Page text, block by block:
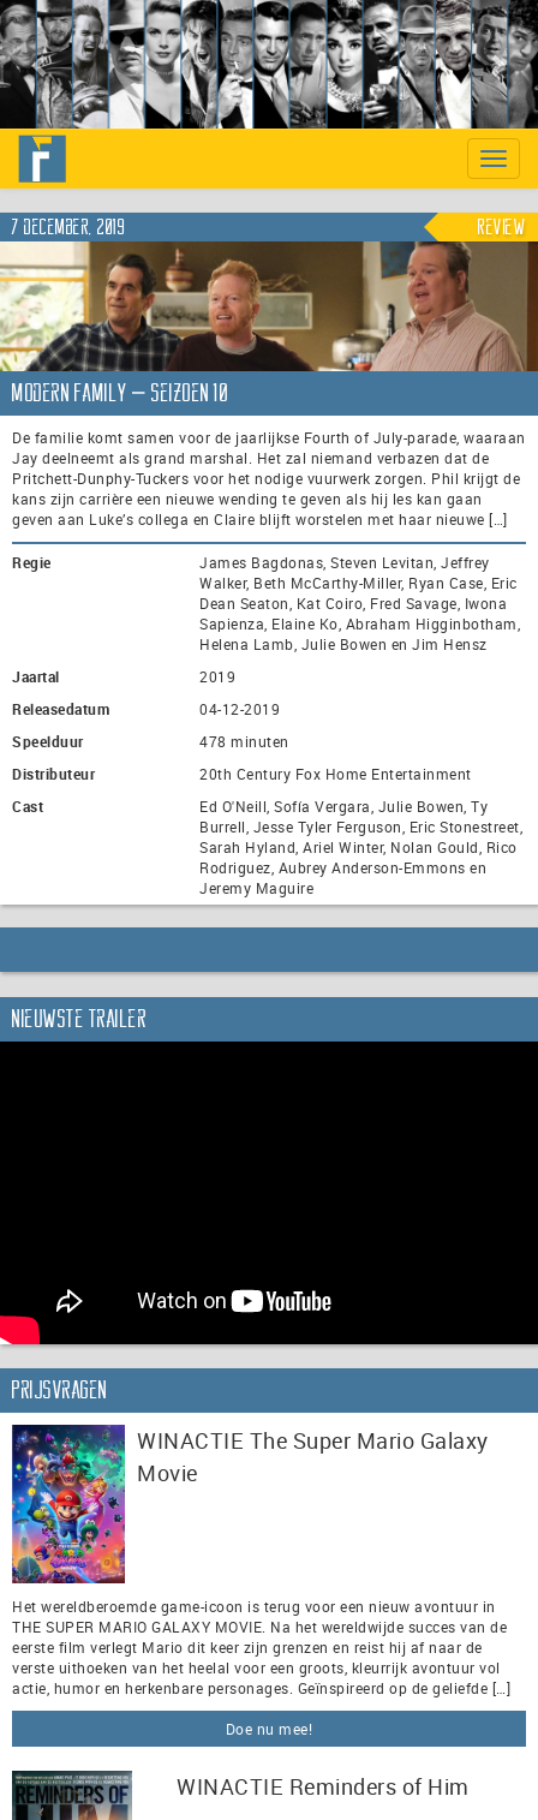
Previous
Toggle
7 december, 2019 Review
Modern Family – seizoen 10
De familie komt samen voor de jaarlijkse Fourth of July-parade, waaraan
Jay deelneemt als grand marshal. Het zal niemand verbazen dat de
Pritchett-Dunphy-Tuckers voor het nodige vuurwerk zorgen. Phil krijgt de
kans zijn carrière een nieuwe wending te geven als hij les kan gaan
geven aan Luke’s collega en Claire blijft worstelen met haar nieuwe […]
Regie
James Bagdonas, Steven Levitan, Jeffrey
Walker, Beth McCarthy-Miller, Ryan Case, Eric
Dean Seaton, Kat Coiro, Fred Savage, Iwona
Sapienza, Elaine Ko, Abraham Higginbotham,
Helena Lamb, Julie Bowen en Jim Hensz
Jaartal
2019
Releasedatum
04-12-2019
Speelduur
478 minuten
Distributeur
20th Century Fox Home Entertainment
Cast
Ed O'Neill, Sofía Vergara, Julie Bowen, Ty
Burrell, Jesse Tyler Ferguson, Eric Stonestreet,
Sarah Hyland, Ariel Winter, Nolan Gould, Rico
Rodriguez, Aubrey Anderson-Emmons en
Jeremy Maguire
Nieuwste trailer
Prijsvragen
WINACTIE The Super Mario Galaxy
Movie
Het wereldberoemde game-icoon is terug voor een nieuw avontuur in
THE SUPER MARIO GALAXY MOVIE. Na het wereldwijde succes van de
eerste film verlegt Mario dit keer zijn grenzen en reist hij af naar de
verste uithoeken van het heelal voor een groots, kleurrijk avontuur vol
actie, humor en herkenbare personages. Geïnspireerd op de geliefde […]
Doe nu mee!
WINACTIE Reminders of Him